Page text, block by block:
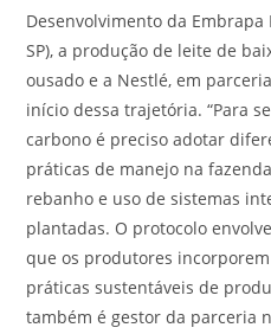
Desenvolvimento da Embrapa
SP), a produção de leite de
ousado e a Nestlé, em
início dessa trajetória. “Para
carbono é preciso adotar
práticas de manejo na
rebanho e uso de sistemas
plantadas. O protocolo
que os produtores
práticas sustentáveis de
também é gestor da parceria